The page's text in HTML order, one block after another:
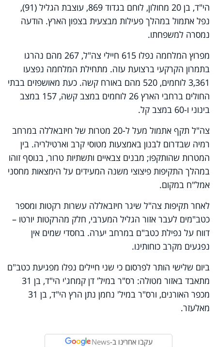
הי"ד, בן 20 מחולון, לוחם בגדוד 869, עוצבת הגליל (91),
נפל אתמול במהלך פעילות מבצעית בצפון הארץ. הודעה
נמסרה למשפחתו.
מפרוץ המלחמה נפלו 615 חיילי צה"ל, 267 מהם נהרגו
בתמרון הקרקעי ברצועת עזה. מתחילת המלחמה נפצעו
3,361 לוחמים, 520 מהם באורח קשה. כעת מאושפזים בבתי
החולים ברחבי הארץ 26 לוחמים במצב קשה, 157 במצב
בינוני ו-60 במצב קל.
צה"ל תקף אתמול מעל ל-20 מטרות של חיזבאללה במרחב
רמיה שבדרום לבנון באמצעות מטוסי קרב וארטילריה. בין
המטרות שהותקפו; מבנים צבאיים ותשתיות טרור, בנוסף זוהו
במהלך התקיפות פיצוצי משנה המעידים על הימצאות מחסני
אמל"ח במקום.
לאחר תקיפות צה"ל שיגר חיזבאללה עשרות רקטות ומספר
כטב"מים לעבר אזור הגליל המערבי, חלק מהרקטות יורטו –
דווח על נפילת כטב"ם במרחב יערה. בחסדי שמים אין
נפגעים מקרב כוחותינו.
ביום שלישי הותר לפרסום כי שני חיילים נפלו מפגיעת כטב"ם
מתאבד באזור מטולה: רס"ר במיל' דן קמחג'י הי"ד, בן 31
מכפר האורנים, ורס"ר במיל' נחמן נתן הרץ הי"ד, בן 31
מאלעזר.
עקבו אחרינו ב-News